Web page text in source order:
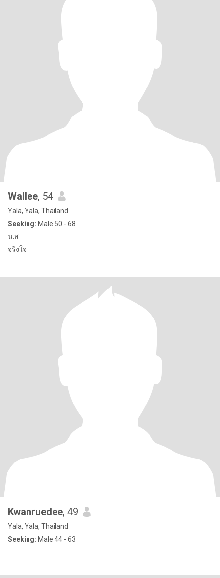
Wallee, 54
Yala, Yala, Thailand
Seeking: Male 50 - 68
น.ส
จริงใจ
Kwanruedee, 49
Yala, Yala, Thailand
Seeking: Male 44 - 63